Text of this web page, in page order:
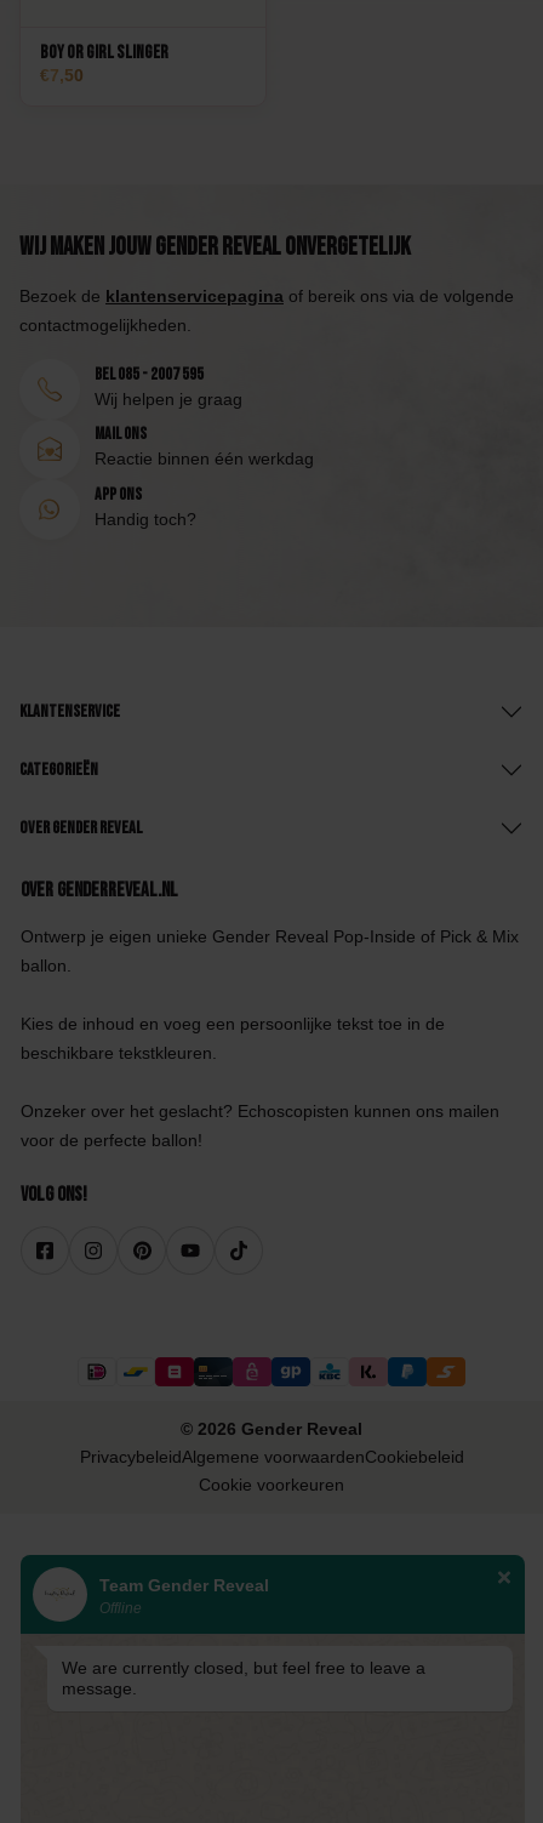
Boy or Girl slinger
7,50
Wij maken jouw Gender Reveal onvergetelijk
Bezoek de klantenservicepagina of bereik ons via de volgende
contactmogelijkheden.
Bel 085 - 2007 595
Wij helpen je graag
Mail ons
Reactie binnen één werkdag
App ons
Handig toch?
Klantenservice
Categorieën
Over Gender Reveal
Over GenderReveal.nl
Ontwerp je eigen unieke Gender Reveal Pop-Inside of Pick & Mix
ballon.
Kies de inhoud en voeg een persoonlijke tekst toe in de
beschikbare tekstkleuren.
Onzeker over het geslacht? Echoscopisten kunnen ons mailen
voor de perfecte ballon!
Volg ons!
© 2026 Gender Reveal
PrivacybeleidAlgemene voorwaardenCookiebeleid
Cookie voorkeuren
Team Gender Reveal
Offline
We are currently closed, but feel free to leave a
message.